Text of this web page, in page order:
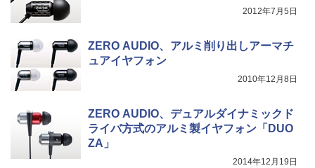
2012年7月5日
ZERO AUDIO、アルミ削り出しアーマチ
ュアイヤフォン
2010年12月8日
ZERO AUDIO、デュアルダイナミックド
ライバ方式のアルミ製イヤフォン「DUO
ZA」
2014年12月19日